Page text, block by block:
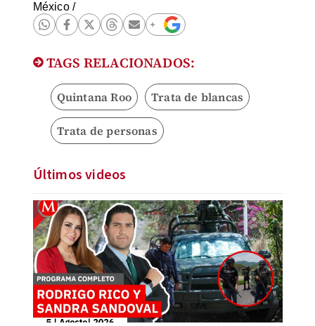
México/
TAGS RELACIONADOS:
Quintana Roo Trata de blancas
Trata de personas
Últimos videos